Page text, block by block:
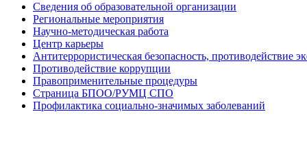
Сведения об образовательной организации
Региональные мероприятия
Научно-методическая работа
Центр карьеры
Антитеррористическая безопасность, противодействие
Противодействие коррупции
Правоприменительные процедуры
Страница БПОО/РУМЦ CПO
Профилактика социально-значимых заболеваний